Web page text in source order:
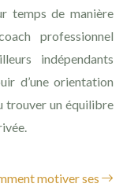
temps de manière
professionnel
indépendants
d’une orientation
trouver un équilibre
motiver ses